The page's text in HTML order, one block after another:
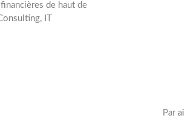
de haut de
IT
Par